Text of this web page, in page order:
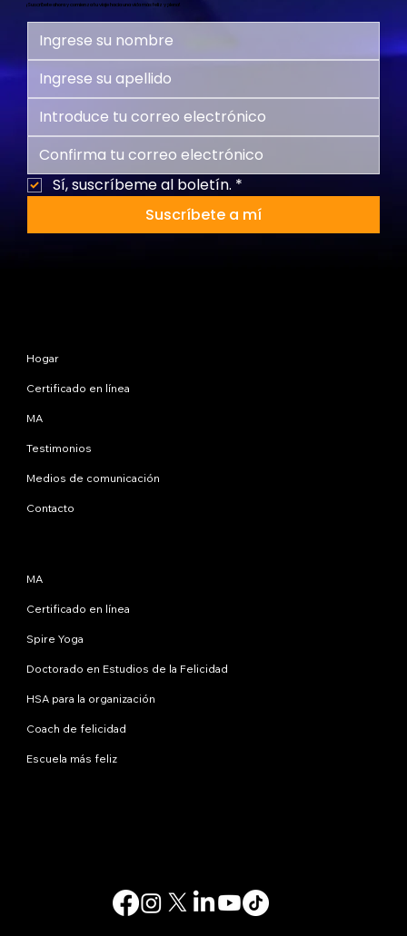
¡Suscríbete ahora y comienza tu viaje hacia una vida más feliz y plena!
Sí, suscríbeme al boletín. *
Suscríbete a mí
Hogar
Certificado en línea
MA
Testimonios
Medios de comunicación
Contacto
MA
Certificado en línea
Spire Yoga
Doctorado en Estudios de la Felicidad
HSA para la organización
Coach de felicidad
Escuela más feliz